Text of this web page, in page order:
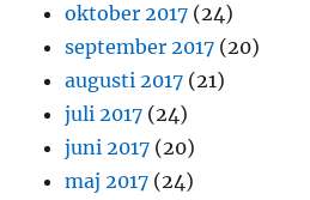
oktober 2017 (24)
september 2017 (20)
augusti 2017 (21)
juli 2017 (24)
juni 2017 (20)
maj 2017 (24)